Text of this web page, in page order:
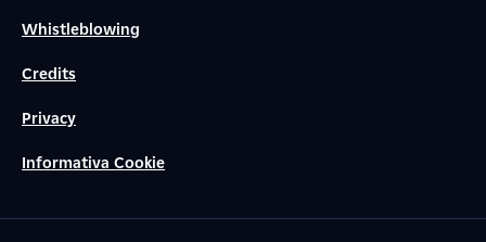
Whistleblowing
Credits
Privacy
Informativa Cookie